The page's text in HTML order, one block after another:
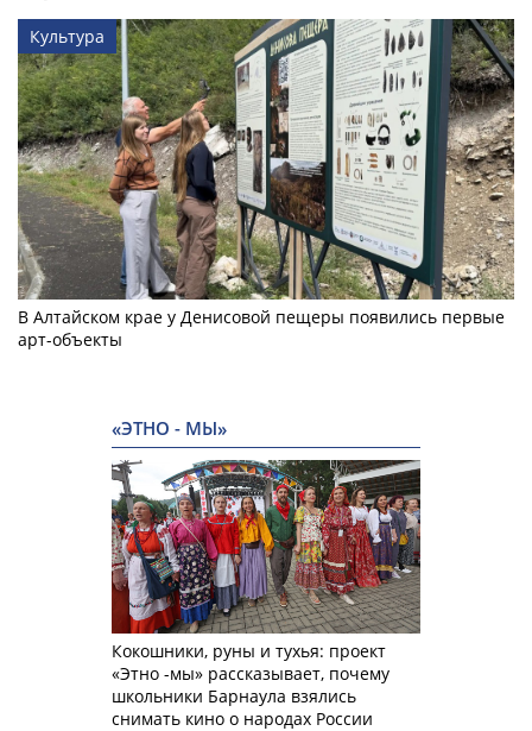
Культура
В Алтайском крае у Денисовой пещеры появились первые
арт-объекты
«ЭТНО - МЫ»
Кокошники, руны и тухья: проект
«Этно -мы» рассказывает, почему
школьники Барнаула взялись
снимать кино о народах России